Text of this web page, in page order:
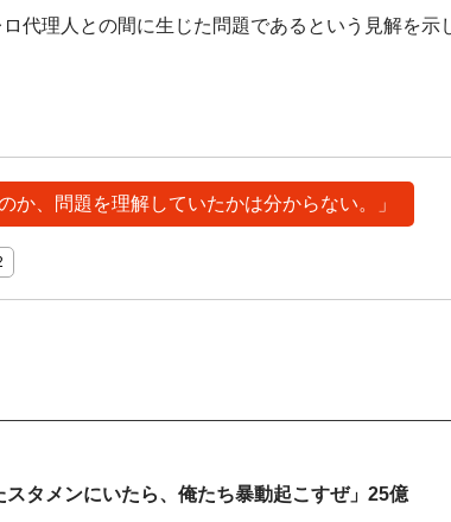
代理人との間に生じた問題であるという見解を示
か、問題を理解していたかは分からない。」
タメンにいたら、俺たち暴動起こすぜ」25億